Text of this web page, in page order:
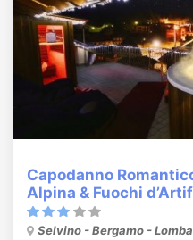
Capodanno
Alpina & Fuochi
Selvino - Bergamo -